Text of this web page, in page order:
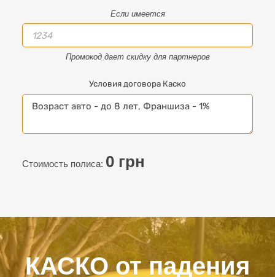
Если имеется
Промокод дает скидку для партнеров
Условия договора Каско
Стоимость полиса: 0 грн
КАСКО от падения